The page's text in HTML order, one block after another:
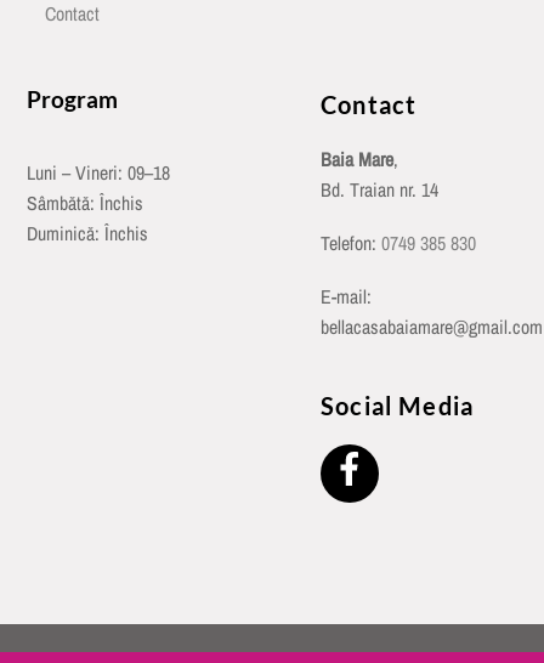
Contact
Program
Luni – Vineri: 09–18
Sâmbătă: Închis
Duminică: Închis
Contact
Baia Mare,
Bd. Traian nr. 14
Telefon: 0749 385 830
E-mail:
bellacasabaiamare@gmail.com
Social Media